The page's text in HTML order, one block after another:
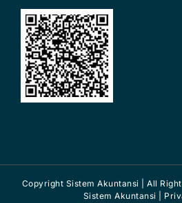
Copyright Sistem Akuntansi | All
Sistem Akuntansi
|